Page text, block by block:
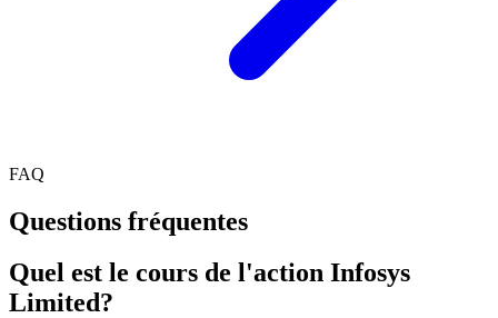
FAQ
Questions fréquentes
Quel est le cours de l'action Infosys
Limited?